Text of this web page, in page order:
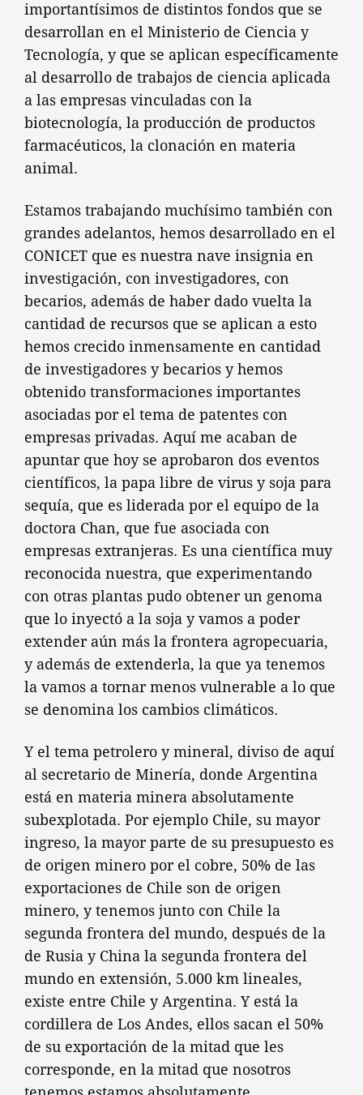
importantísimos de distintos fondos que se
desarrollan en el Ministerio de Ciencia y
Tecnología, y que se aplican específicamente
al desarrollo de trabajos de ciencia aplicada
a las empresas vinculadas con la
biotecnología, la producción de productos
farmacéuticos, la clonación en materia
animal.
Estamos trabajando muchísimo también con
grandes adelantos, hemos desarrollado en el
CONICET que es nuestra nave insignia en
investigación, con investigadores, con
becarios, además de haber dado vuelta la
cantidad de recursos que se aplican a esto
hemos crecido inmensamente en cantidad
de investigadores y becarios y hemos
obtenido transformaciones importantes
asociadas por el tema de patentes con
empresas privadas. Aquí me acaban de
apuntar que hoy se aprobaron dos eventos
científicos, la papa libre de virus y soja para
sequía, que es liderada por el equipo de la
doctora Chan, que fue asociada con
empresas extranjeras. Es una científica muy
reconocida nuestra, que experimentando
con otras plantas pudo obtener un genoma
que lo inyectó a la soja y vamos a poder
extender aún más la frontera agropecuaria,
y además de extenderla, la que ya tenemos
la vamos a tornar menos vulnerable a lo que
se denomina los cambios climáticos.
Y el tema petrolero y mineral, diviso de aquí
al secretario de Minería, donde Argentina
está en materia minera absolutamente
subexplotada. Por ejemplo Chile, su mayor
ingreso, la mayor parte de su presupuesto es
de origen minero por el cobre, 50% de las
exportaciones de Chile son de origen
minero, y tenemos junto con Chile la
segunda frontera del mundo, después de la
de Rusia y China la segunda frontera del
mundo en extensión, 5.000 km lineales,
existe entre Chile y Argentina. Y está la
cordillera de Los Andes, ellos sacan el 50%
de su exportación de la mitad que les
corresponde, en la mitad que nosotros